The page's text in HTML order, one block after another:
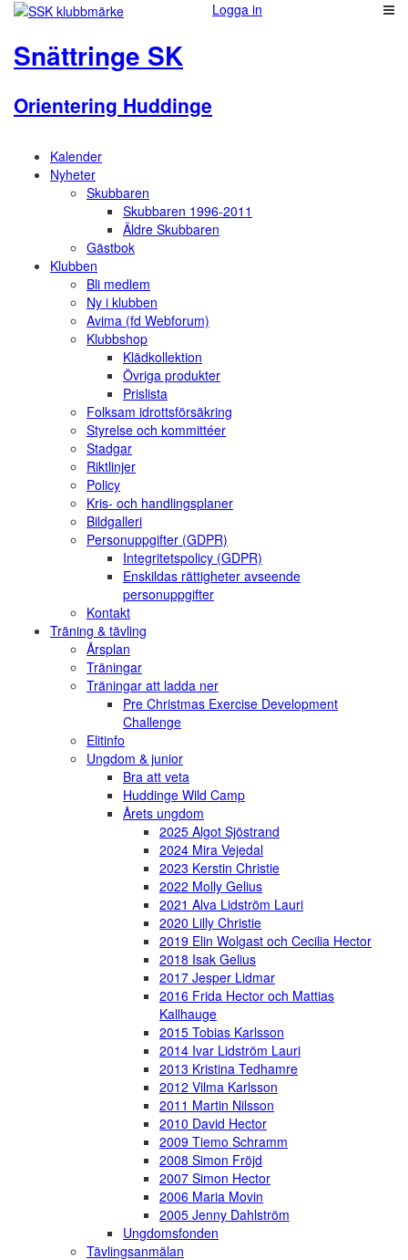
Logga in
Snättringe SK
Orientering Huddinge
Kalender
Nyheter
Skubbaren
Skubbaren 1996-2011
Äldre Skubbaren
Gästbok
Klubben
Bli medlem
Ny i klubben
Avima (fd Webforum)
Klubbshop
Klädkollektion
Övriga produkter
Prislista
Folksam idrottsförsäkring
Styrelse och kommittéer
Stadgar
Riktlinjer
Policy
Kris- och handlingsplaner
Bildgalleri
Personuppgifter (GDPR)
Integritetspolicy (GDPR)
Enskildas rättigheter avseende
personuppgifter
Kontakt
Träning & tävling
Årsplan
Träningar
Träningar att ladda ner
Pre Christmas Exercise Development
Challenge
Elitinfo
Ungdom & junior
Bra att veta
Huddinge Wild Camp
Årets ungdom
2025 Algot Sjöstrand
2024 Mira Vejedal
2023 Kerstin Christie
2022 Molly Gelius
2021 Alva Lidström Lauri
2020 Lilly Christie
2019 Elin Wolgast och Cecilia Hector
2018 Isak Gelius
2017 Jesper Lidmar
2016 Frida Hector och Mattias
Kallhauge
2015 Tobias Karlsson
2014 Ivar Lidström Lauri
2013 Kristina Tedhamre
2012 Vilma Karlsson
2011 Martin Nilsson
2010 David Hector
2009 Tiemo Schramm
2008 Simon Fröjd
2007 Simon Hector
2006 Maria Movin
2005 Jenny Dahlström
Ungdomsfonden
Tävlingsanmälan